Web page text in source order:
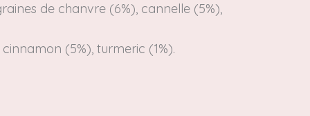
de chanvre (6%), cannelle (5%),
(5%), turmeric (1%).